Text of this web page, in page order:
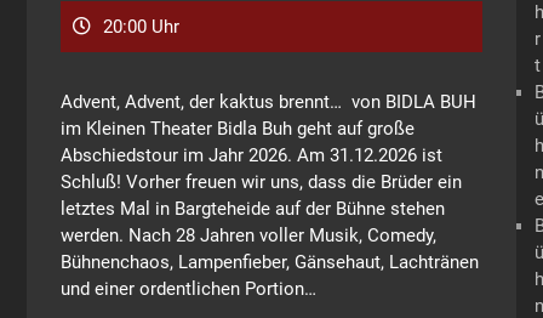
20:00 Uhr
Advent, Advent, der kaktus brennt… von BIDLA BUH
im Kleinen Theater Bidla Buh geht auf große
Abschiedstour im Jahr 2026. Am 31.12.2026 ist
Schluß! Vorher freuen wir uns, dass die Brüder ein
letztes Mal in Bargteheide auf der Bühne stehen
werden. Nach 28 Jahren voller Musik, Comedy,
Bühnenchaos, Lampenfieber, Gänsehaut, Lachtränen
und einer ordentlichen Portion…
h
r
t
ü
h
n
e
ü
h
n